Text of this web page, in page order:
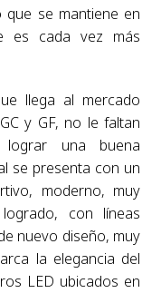
que se mantiene en
es cada vez más
llega al mercado
y GF, no le faltan
una buena
se presenta con un
moderno, muy
con líneas
nuevo diseño, muy
la elegancia del
LED ubicados en